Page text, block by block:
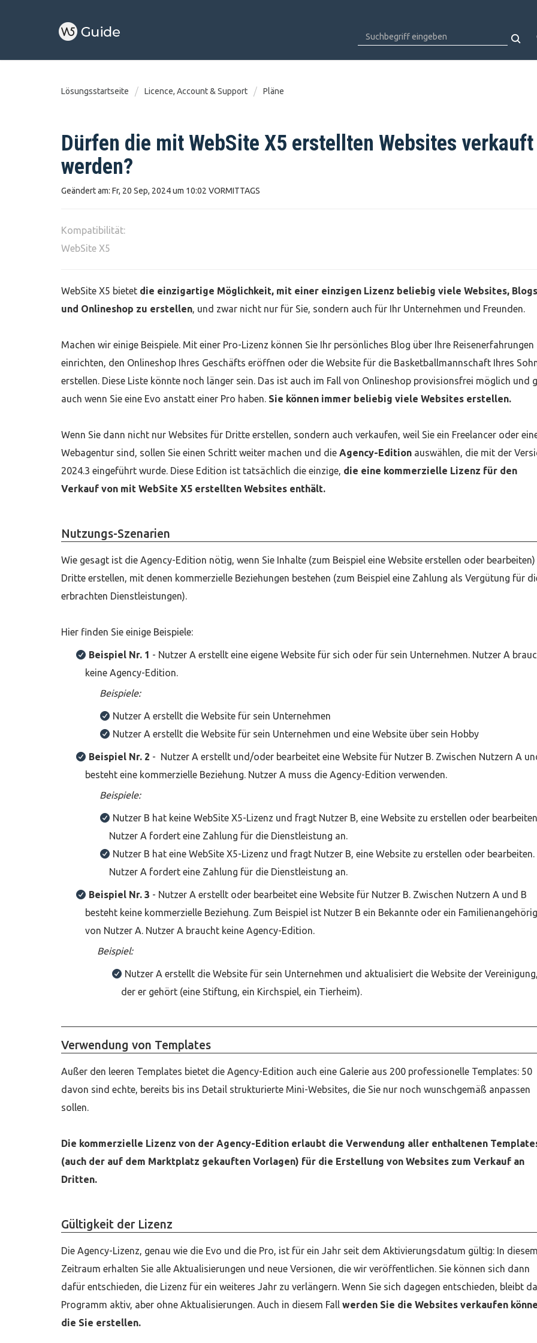
Lösungsstartseite Licence, Account & Support Pläne
Dürfen die mit WebSite X5 erstellten Websites verkauft
werden?
Geändert am: Fr, 20 Sep, 2024 um 10:02 VORMITTAGS
Kompatibilität:
WebSite X5
WebSite X5 bietet die einzigartige Möglichkeit, mit einer einzigen Lizenz beliebig viele Websites, Blogs
und Onlineshop zu erstellen, und zwar nicht nur für Sie, sondern auch für Ihr Unternehmen und Freunden.
Machen wir einige Beispiele. Mit einer Pro-Lizenz können Sie Ihr persönliches Blog über Ihre Reisenerfahrungen
einrichten, den Onlineshop Ihres Geschäfts eröffnen oder die Website für die Basketballmannschaft Ihres
erstellen. Diese Liste könnte noch länger sein. Das ist auch im Fall von Onlineshop provisionsfrei möglich und
auch wenn Sie eine Evo anstatt einer Pro haben. Sie können immer beliebig viele Websites erstellen.
Wenn Sie dann nicht nur Websites für Dritte erstellen, sondern auch verkaufen, weil Sie ein Freelancer oder
Webagentur sind, sollen Sie einen Schritt weiter machen und die Agency-Edition auswählen, die mit der
2024.3 eingeführt wurde. Diese Edition ist tatsächlich die einzige, die eine kommerzielle Lizenz für den
Verkauf von mit WebSite X5 erstellten Websites enthält.
Nutzungs-Szenarien
Wie gesagt ist die Agency-Edition nötig, wenn Sie Inhalte (zum Beispiel eine Website erstellen oder
Dritte erstellen, mit denen kommerzielle Beziehungen bestehen (zum Beispiel eine Zahlung als Vergütung für
erbrachten Dienstleistungen).
Hier finden Sie einige Beispiele:
Beispiel Nr. 1 - Nutzer A erstellt eine eigene Website für sich oder für sein Unternehmen. Nutzer A
keine Agency-Edition.
Beispiele:
Nutzer A erstellt die Website für sein Unternehmen
Nutzer A erstellt die Website für sein Unternehmen und eine Website über sein Hobby
Beispiel Nr. 2 - Nutzer A erstellt und/oder bearbeitet eine Website für Nutzer B. Zwischen Nutzern A
besteht eine kommerzielle Beziehung. Nutzer A muss die Agency-Edition verwenden.
Beispiele:
Nutzer B hat keine WebSite X5-Lizenz und fragt Nutzer B, eine Website zu erstellen oder
Nutzer A fordert eine Zahlung für die Dienstleistung an.
Nutzer B hat eine WebSite X5-Lizenz und fragt Nutzer B, eine Website zu erstellen oder bearbeiten.
Nutzer A fordert eine Zahlung für die Dienstleistung an.
Beispiel Nr. 3 - Nutzer A erstellt oder bearbeitet eine Website für Nutzer B. Zwischen Nutzern A und B
besteht keine kommerzielle Beziehung. Zum Beispiel ist Nutzer B ein Bekannte oder ein
von Nutzer A. Nutzer A braucht keine Agency-Edition.
Beispiel:
Nutzer A erstellt die Website für sein Unternehmen und aktualisiert die Website der
der er gehört (eine Stiftung, ein Kirchspiel, ein Tierheim).
Verwendung von Templates
Außer den leeren Templates bietet die Agency-Edition auch eine Galerie aus 200 professionelle Templates: 50
davon sind echte, bereits bis ins Detail strukturierte Mini-Websites, die Sie nur noch wunschgemäß anpassen
sollen.
Die kommerzielle Lizenz von der Agency-Edition erlaubt die Verwendung aller enthaltenen
(auch der auf dem Marktplatz gekauften Vorlagen) für die Erstellung von Websites zum Verkauf an
Dritten.
Gültigkeit der Lizenz
Die Agency-Lizenz, genau wie die Evo und die Pro, ist für ein Jahr seit dem Aktivierungsdatum gültig: In diesem
Zeitraum erhalten Sie alle Aktualisierungen und neue Versionen, die wir veröffentlichen. Sie können sich dann
dafür entschieden, die Lizenz für ein weiteres Jahr zu verlängern. Wenn Sie sich dagegen entschieden, bleibt
Programm aktiv, aber ohne Aktualisierungen. Auch in diesem Fall werden Sie die Websites verkaufen
die Sie erstellen.